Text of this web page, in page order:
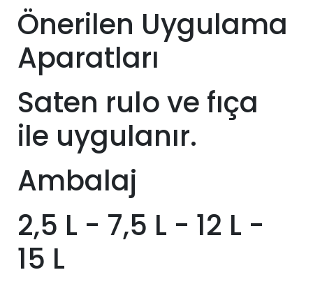
Önerilen Uygulama
Aparatları
Saten rulo ve fıça
ile uygulanır.
Ambalaj
2,5 L - 7,5 L - 12 L -
15 L